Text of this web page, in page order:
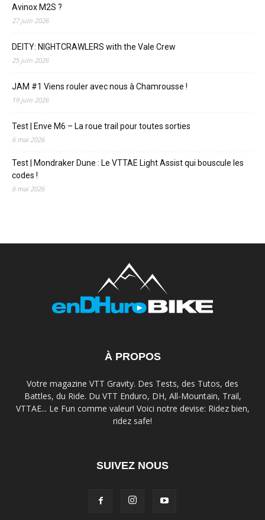
Avinox M2S ?
27 juin 2026
DEITY: NIGHTCRAWLERS with the Vale Crew
25 juin 2026
JAM #1 Viens rouler avec nous à Chamrousse !
19 juin 2026
Test | Enve M6 – La roue trail pour toutes sorties
6 mai 2026
Test | Mondraker Dune : Le VTTAE Light Assist qui bouscule les
codes !
6 mai 2026
À PROPOS
Votre magazine VTT Gravity. Des Tests, des Tutos, des
Battles, du Ride. Du VTT Enduro, DH, All-Mountain, Trail,
VTTAE... Le Fun comme valeur! Voici notre devise: Ridez bien,
ridez safe!
SUIVEZ NOUS